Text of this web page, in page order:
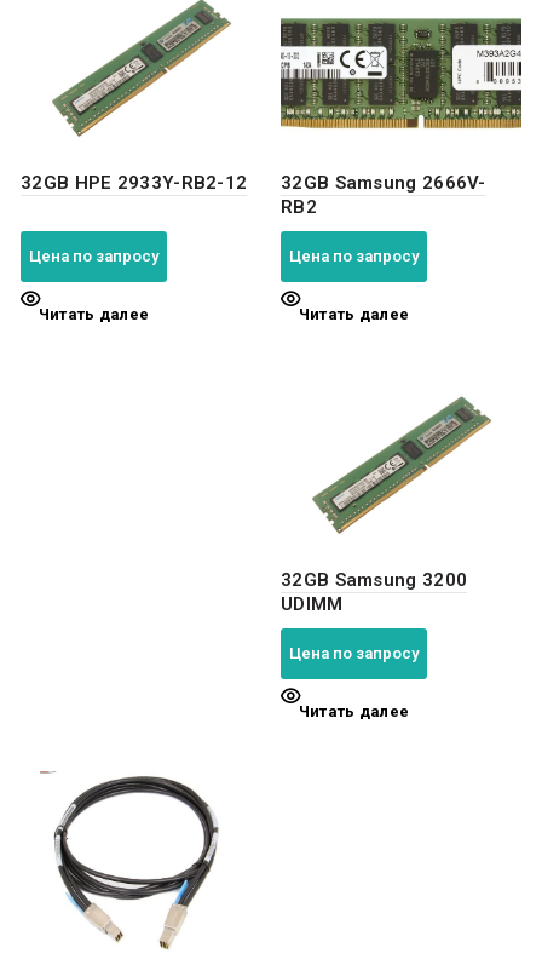
32GB HPE 2933Y-RB2-12
Цена по запросу
Читать далее
32GB Samsung 2666V-
RB2
Цена по запросу
Читать далее
32GB Samsung 3200
UDIMM
Цена по запросу
Читать далее